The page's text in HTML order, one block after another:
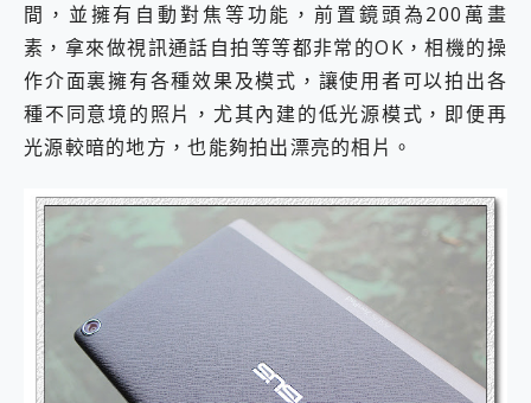
間，並擁有自動對焦等功能，前置鏡頭為200萬畫
素，拿來做視訊通話自拍等等都非常的OK，相機的操
作介面裏擁有各種效果及模式，讓使用者可以拍出各
種不同意境的照片，尤其內建的低光源模式，即便再
光源較暗的地方，也能夠拍出漂亮的相片。